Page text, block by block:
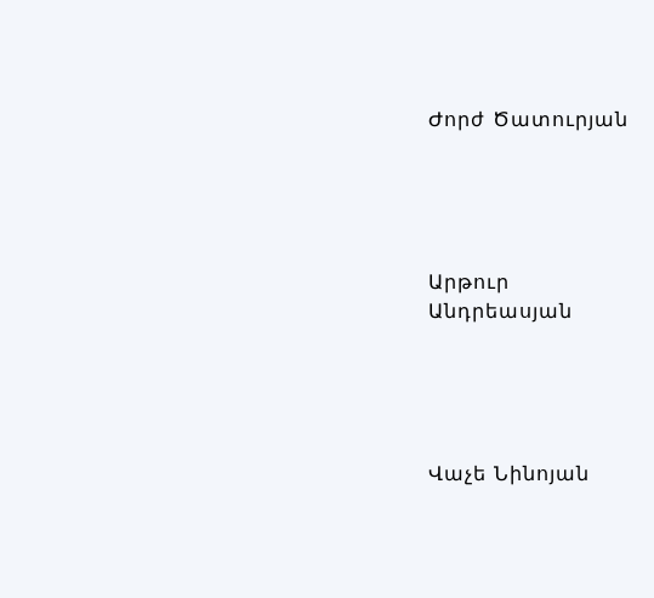
Ժորժ Ծատուրյան
Արթուր
Անդրեասյան
Վաչե Նինոյան